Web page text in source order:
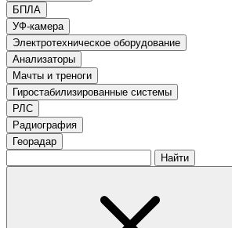
БПЛА
УФ-камера
Электротехническое оборудование
Анализаторы
Мачты и треноги
Гиростабилизированные системы
РЛС
Радиография
Георадар
Найти